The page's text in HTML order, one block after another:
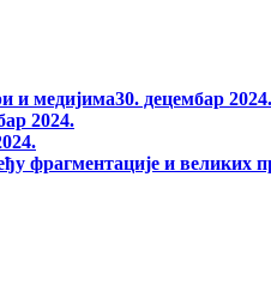
и медијима30. децембар 2024.
2024.
фрагментације и великих